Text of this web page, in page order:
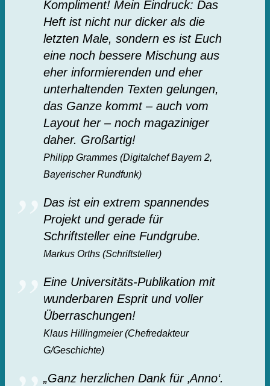
Kompliment! Mein Eindruck: Das
Heft ist nicht nur dicker als die
letzten Male, sondern es ist Euch
eine noch bessere Mischung aus
eher informierenden und eher
unterhaltenden Texten gelungen,
das Ganze kommt – auch vom
Layout her – noch magaziniger
daher. Großartig!
Philipp Grammes (Digitalchef Bayern 2,
Bayerischer Rundfunk)
Das ist ein extrem spannendes
Projekt und gerade für
Schriftsteller eine Fundgrube.
Markus Orths (Schriftsteller)
Eine Universitäts-Publikation mit
wunderbaren Esprit und voller
Überraschungen!
Klaus Hillingmeier (Chefredakteur
G/Geschichte)
„Ganz herzlichen Dank für ‚Anno‘.